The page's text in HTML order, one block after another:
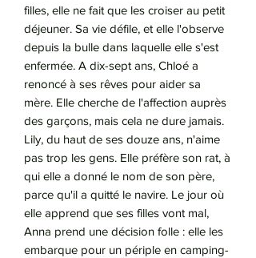
filles, elle ne fait que les croiser au petit
déjeuner. Sa vie défile, et elle l'observe
depuis la bulle dans laquelle elle s'est
enfermée. A dix-sept ans, Chloé a
renoncé à ses rêves pour aider sa
mère. Elle cherche de l'affection auprès
des garçons, mais cela ne dure jamais.
Lily, du haut de ses douze ans, n'aime
pas trop les gens. Elle préfère son rat, à
qui elle a donné le nom de son père,
parce qu'il a quitté le navire. Le jour où
elle apprend que ses filles vont mal,
Anna prend une décision folle : elle les
embarque pour un périple en camping-